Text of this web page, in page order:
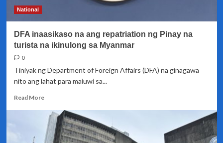
National
DFA inaasikaso na ang repatriation ng Pinay na
turista na ikinulong sa Myanmar
0
Tiniyak ng Department of Foreign Affairs (DFA) na ginagawa
nito ang lahat para maiuwi sa...
Read MoreRead
about
DFA
inaasikaso